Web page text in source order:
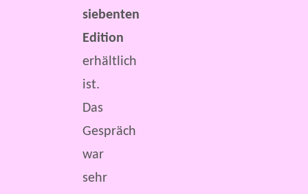
siebenten
Edition
erhältlich
ist.
Das
Gespräch
war
sehr